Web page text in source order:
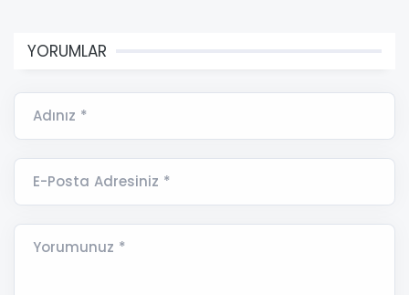
YORUMLAR
Adınız *
E-Posta Adresiniz *
Yorumunuz *